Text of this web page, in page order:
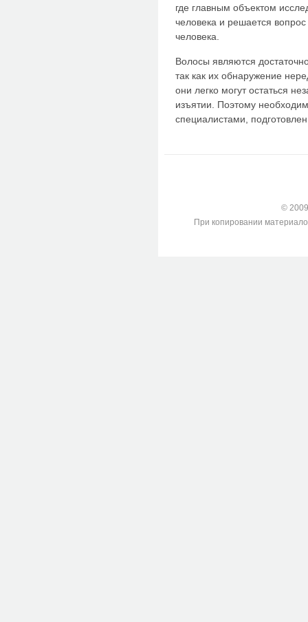
где главным объектом
человека и решается
человека.
Волосы являются
так как их обнаружение
они легко могут остаться
изъятии. Поэтому
специалистами,
©
При копировании